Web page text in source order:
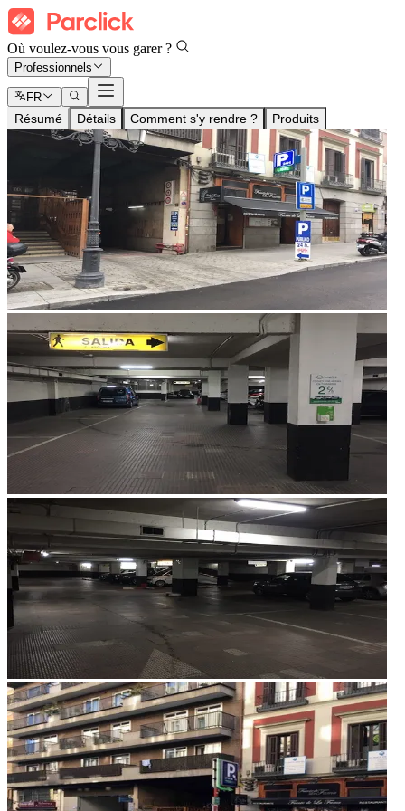
Où voulez-vous vous garer ?
Professionnels
FR
Résumé Détails Comment s'y rendre ? Produits